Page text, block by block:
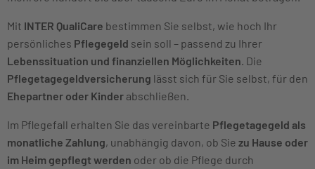
Mit INTER QualiCare bestimmen Sie selbst, wie hoch Ihr
persönliches Pflegegeld sein soll – passend zu Ihrer
Lebenssituation und finanziellen Möglichkeiten . Die
Pflegetagegeldversicherung lässt sich für Sie selbst, für den
Ehepartner oder Kinder abschließen.
Im Pflegefall erhalten Sie das vereinbarte Pflegetagegeld als
monatliche Zahlung, unabhängig davon, ob Sie zu Hause oder
im Heim gepflegt werden oder ob die Pflege durch